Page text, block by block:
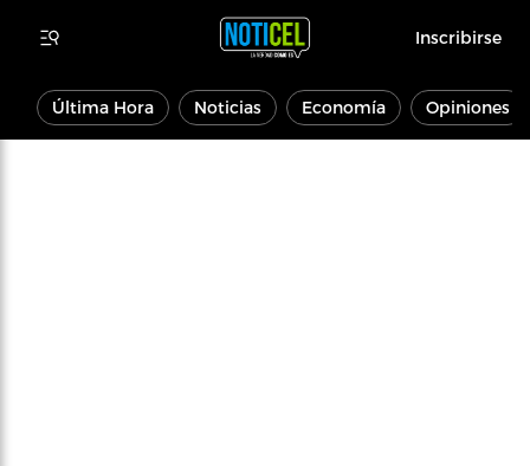
Inscribirse
Última Hora Noticias Economía Opiniones